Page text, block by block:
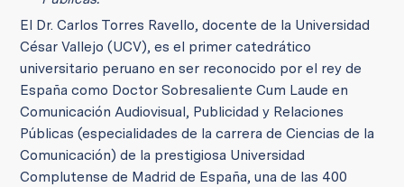
El Dr. Carlos Torres Ravello, docente de la Universidad
César Vallejo (UCV), es el primer catedrático
universitario peruano en ser reconocido por el rey de
España como Doctor Sobresaliente Cum Laude en
Comunicación Audiovisual, Publicidad y Relaciones
Públicas (especialidades de la carrera de Ciencias de la
Comunicación) de la prestigiosa Universidad
Complutense de Madrid de España, una de las 400